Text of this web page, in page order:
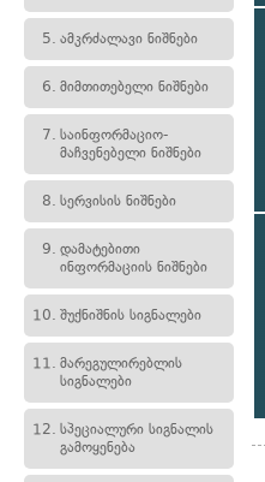
5. ამკრძალავი ნიშნები
6. მიმთითებელი ნიშნები
7. საინფორმაციო-
მაჩვენებელი ნიშნები
8. სერვისის ნიშნები
9. დამატებითი
ინფორმაციის ნიშნები
10. შუქნიშნის სიგნალები
11. მარეგულირებლის
სიგნალები
12. სპეციალური სიგნალის
გამოყენება